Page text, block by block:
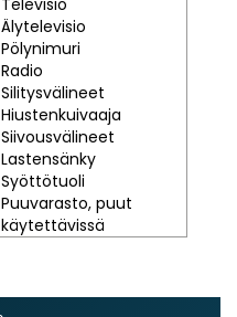
Televisio
Älytelevisio
Pölynimuri
Radio
Silitysvälineet
Hiustenkuivaaja
Siivousvälineet
Lastensänky
Syöttötuoli
Puuvarasto, puut
käytettävissä